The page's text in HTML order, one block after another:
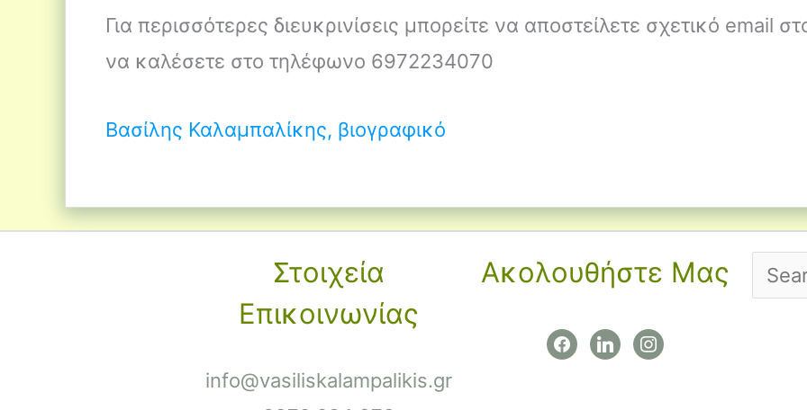
Για περισσότερες διευκρινίσεις μπορείτε να αποστείλετε σχετικό email
να καλέσετε στο τηλέφωνο 6972234070
Βασίλης Καλαμπαλίκης, βιογραφικό
Στοιχεία
Επικοινωνίας
info@vasiliskalampalikis.gr
Ακολουθήστε Μας
facebooklinkedininstagram
for: